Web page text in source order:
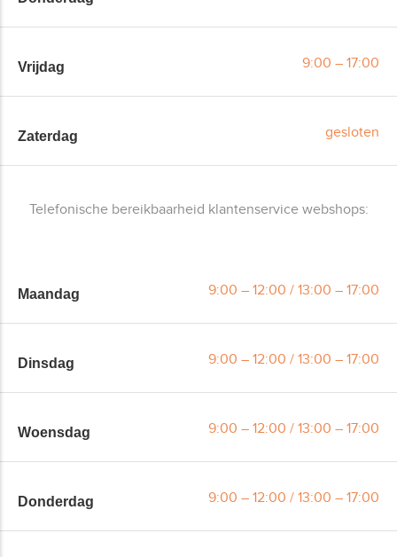
Vrijdag 9:00 – 17:00
Zaterdag gesloten
Telefonische bereikbaarheid klantenservice webshops:
Maandag 9:00 – 12:00 / 13:00 – 17:00
Dinsdag 9:00 – 12:00 / 13:00 – 17:00
Woensdag 9:00 – 12:00 / 13:00 – 17:00
Donderdag 9:00 – 12:00 / 13:00 – 17:00